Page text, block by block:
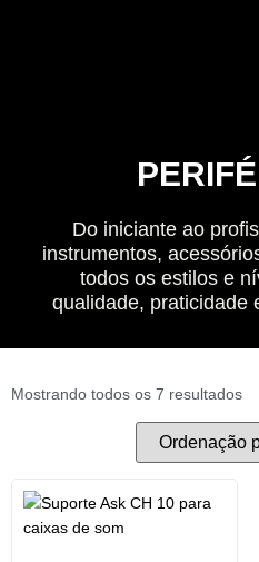
Do iniciante ao
instrumentos,
todos os estilos e
qualidade, praticidade
Mostrando todos os 7 resultados